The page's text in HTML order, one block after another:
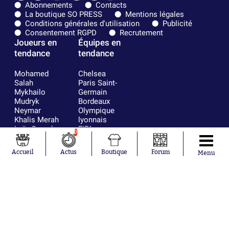
Abonnements
Contacts
La boutique SO PRESS
Mentions légales
Conditions générales d'utilisation
Publicité
Consentement RGPD
Recrutement
Joueurs en
tendance
Mohamed
Salah
Mykhailo
Mudryk
Neymar
Khalis Merah
Loïs Openda
Moussa
Niakhaté
Nicolás
Équipes en
tendance
Chelsea
Paris Saint-
Germain
Bordeaux
Olympique
lyonnais
FIFA
Real Madrid
RC Strasbourg
AC Milan
Accueil
0
Actus Boutique Forum Menu